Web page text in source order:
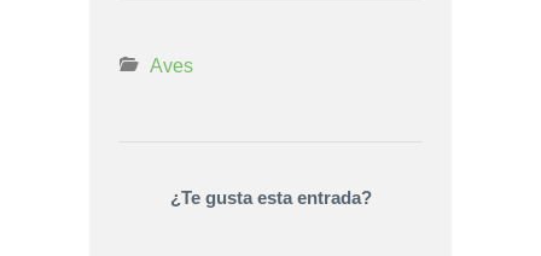
Aves
¿Te gusta esta entrada?